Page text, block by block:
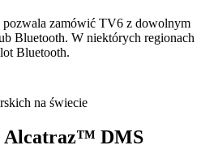
pozwala zamówić TV6 z dowolnym
Bluetooth. W niektórych regionach
Bluetooth.
na świecie
Alcatraz™ DMS